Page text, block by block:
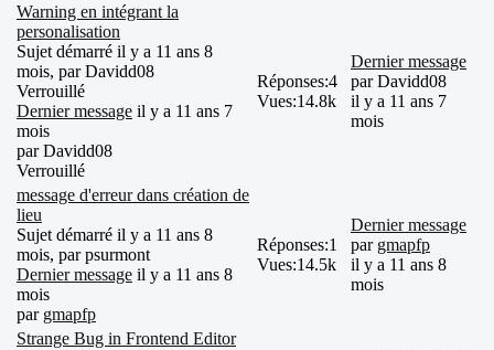
Warning en intégrant la
personalisation
Sujet démarré il y a 11 ans 8
mois, parDavidd08
Verrouillé
Dernier message il y a 11 ans 7
mois
parDavidd08
Verrouillé
Réponses:4
Vues:14.8k
Dernier message
parDavidd08
il y a 11 ans 7
mois
message d'erreur dans création de
lieu
Sujet démarré il y a 11 ans 8
mois, parpsurmont
Dernier message il y a 11 ans 8
mois
par gmapfp
Réponses:1
Vues:14.5k
Dernier message
par gmapfp
il y a 11 ans 8
mois
Strange Bug in Frontend Editor